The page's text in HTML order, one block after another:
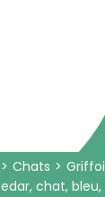
Chats
chat,